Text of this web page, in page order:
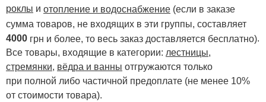
роклы и отопление и водоснабжение (если в заказе
сумма товаров, не входящих в эти группы, составляет
4000 грн и более, то весь заказ доставляется бесплатно).
Все товары, входящие в категории: лестницы,
стремянки, вёдра и ванны отгружаются только
при полной либо частичной предоплате (не менее 10%
от стоимости товара).